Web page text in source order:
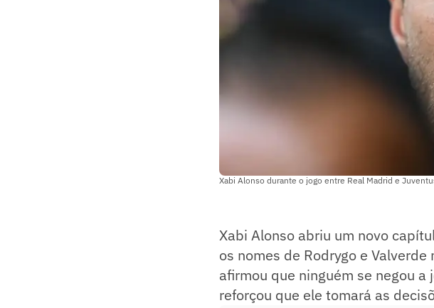
Xabi Alonso durante o jogo entre Real Madrid e
Xabi Alonso abriu um novo
os nomes de Rodrygo e
afirmou que ninguém se negou
reforçou que ele tomará as